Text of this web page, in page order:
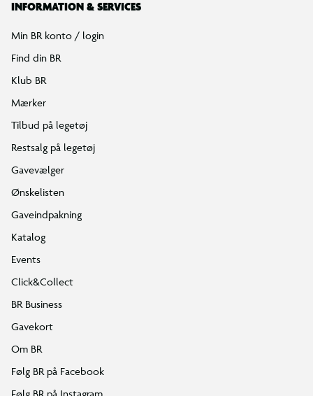
INFORMATION & SERVICES
Min BR konto / login
Find din BR
Klub BR
Mærker
Tilbud på legetøj
Restsalg på legetøj
Gavevælger
Ønskelisten
Gaveindpakning
Katalog
Events
Click&Collect
BR Business
Gavekort
Om BR
Følg BR på Facebook